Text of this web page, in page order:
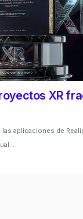
XR
las aplicaciones de